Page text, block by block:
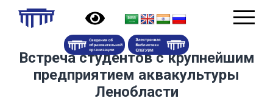
Встреча студентов с крупнейшим
предприятием аквакультуры
Ленобласти